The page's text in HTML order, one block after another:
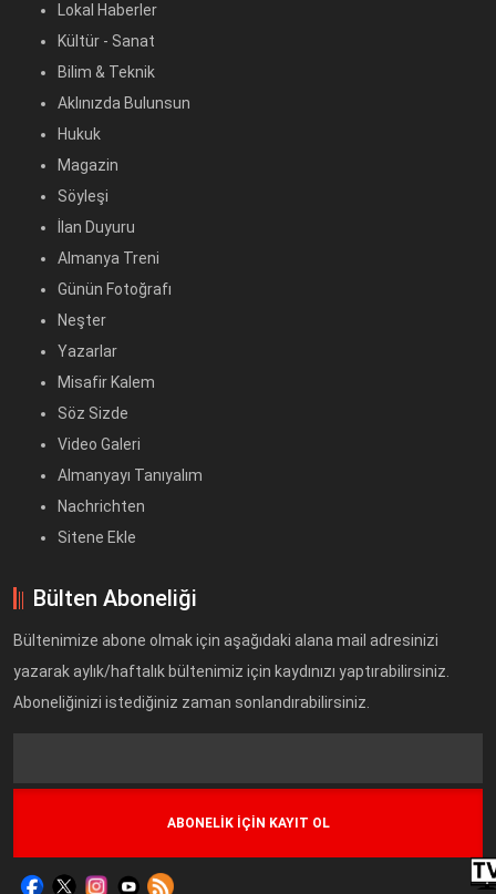
Lokal Haberler
Kültür - Sanat
Bilim & Teknik
Aklınızda Bulunsun
Hukuk
Magazin
Söyleşi
İlan Duyuru
Almanya Treni
Günün Fotoğrafı
Neşter
Yazarlar
Misafir Kalem
Söz Sizde
Video Galeri
Almanyayı Tanıyalım
Nachrichten
Sitene Ekle
Bülten Aboneliği
Bültenimize abone olmak için aşağıdaki alana mail adresinizi
yazarak aylık/haftalık bültenimiz için kaydınızı yaptırabilirsiniz.
Aboneliğinizi istediğiniz zaman sonlandırabilirsiniz.